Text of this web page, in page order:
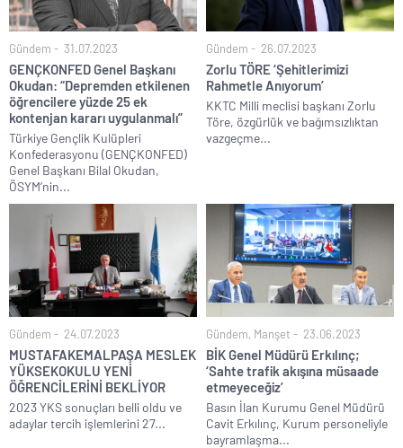
Gündem 31.07.2023
GENÇKONFED Genel Başkanı
Okudan: “Depremden etkilenen
öğrencilere yüzde 25 ek
kontenjan kararı uygulanmalı”
Türkiye Gençlik Kulüpleri
Konfederasyonu (GENÇKONFED)
Genel Başkanı Bilal Okudan,
ÖSYM’nin...
Gündem 26.07.2023
Zorlu TÖRE ‘Şehitlerimizi
Rahmetle Anıyorum’
KKTC Milli meclisi başkanı Zorlu
Töre, özgürlük ve bağımsızlıktan
vazgeçme...
Gündem 24.07.2023
MUSTAFAKEMALPAŞA MESLEK
YÜKSEKOKULU YENİ
ÖĞRENCİLERİNİ BEKLİYOR
2023 YKS sonuçları belli oldu ve
adaylar tercih işlemlerini 27...
Gündem, Manşet 23.06.2023
BİK Genel Müdürü Erkılınç;
‘Sahte trafik akışına müsaade
etmeyeceğiz’
Basın İlan Kurumu Genel Müdürü
Cavit Erkılınç, Kurum personeliyle
bayramlaşma...